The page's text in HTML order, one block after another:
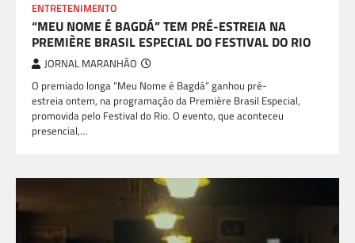
ENTRETENIMENTO
“MEU NOME É BAGDÁ” TEM PRÉ-ESTREIA NA
PREMIÈRE BRASIL ESPECIAL DO FESTIVAL DO RIO
JORNAL MARANHÃO
O premiado longa “Meu Nome é Bagdá” ganhou pré-
estreia ontem, na programação da Première Brasil Especial,
promovida pelo Festival do Rio. O evento, que aconteceu
presencial,…